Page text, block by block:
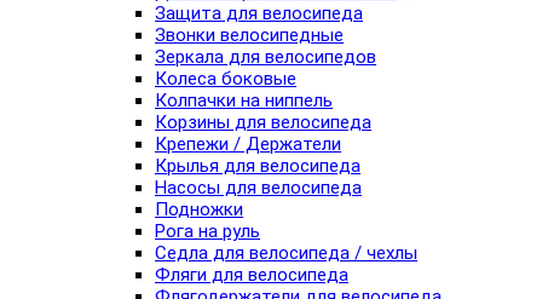
Защита для велосипеда
Звонки велосипедные
Зеркала для велосипедов
Колеса боковые
Колпачки на ниппель
Корзины для велосипеда
Крепежи / Держатели
Крылья для велосипеда
Насосы для велосипеда
Подножки
Рога на руль
Седла для велосипеда / чехлы
Фляги для велосипеда